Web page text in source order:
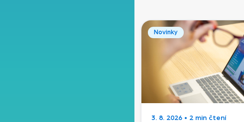
Novinky
3. 8. 2026 • 2 min čtení